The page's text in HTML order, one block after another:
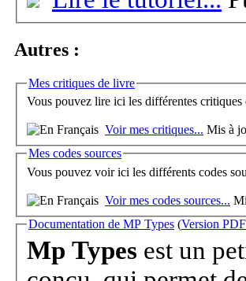
Autres :
Mes critiques de livre
Vous pouvez lire ici les différentes
Voir mes critiques... Mis à
Mes codes sources
Vous pouvez voir ici les différents codes
Voir mes codes sources...
Documentation de MP Types (Version PDF
Mp Types est un